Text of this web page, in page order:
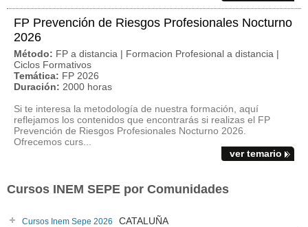
FP Prevención de Riesgos Profesionales Nocturno
2026
Método: FP a distancia | Formacion Profesional a distancia |
Ciclos Formativos
Temática: FP 2026
Duración: 2000 horas
Si te interesa la metodología de nuestra formación, aquí
reflejamos los contenidos que encontrarás si realizas el FP
Prevención de Riesgos Profesionales Nocturno 2026.
Ofrecemos curs...
ver temario
Cursos INEM SEPE por Comunidades
Cursos Inem Sepe 2026 CATALUÑA